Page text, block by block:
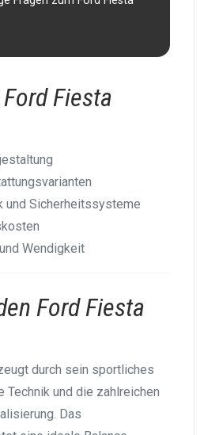
Fiesta
und Sicherheitssysteme
Wendigkeit
Ford Fiesta
durch sein sportliches
Technik und die zahlreichen
Das